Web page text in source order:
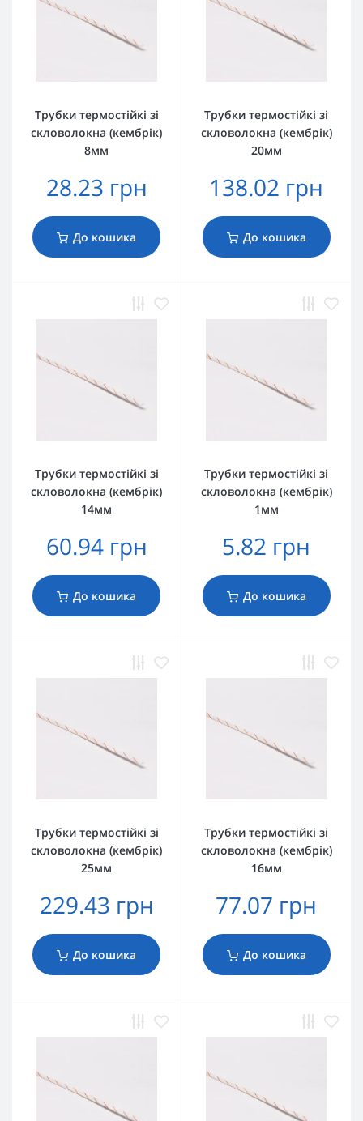
Трубки термостійкі зі
скловолокна (кембрік)
8мм
28.23 грн
До кошика
Трубки термостійкі зі
скловолокна (кембрік)
20мм
138.02 грн
До кошика
Трубки термостійкі зі
скловолокна (кембрік)
14мм
60.94 грн
До кошика
Трубки термостійкі зі
скловолокна (кембрік)
1мм
5.82 грн
До кошика
Трубки термостійкі зі
скловолокна (кембрік)
25мм
229.43 грн
До кошика
Трубки термостійкі зі
скловолокна (кембрік)
16мм
77.07 грн
До кошика